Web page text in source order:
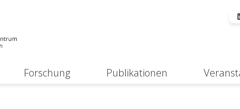
Forschung Publikationen